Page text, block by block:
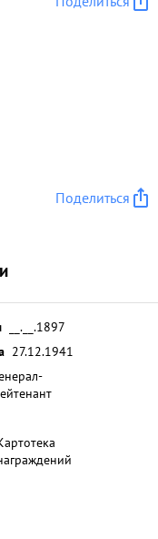
Поделиться
__.__.1897
27.12.1941